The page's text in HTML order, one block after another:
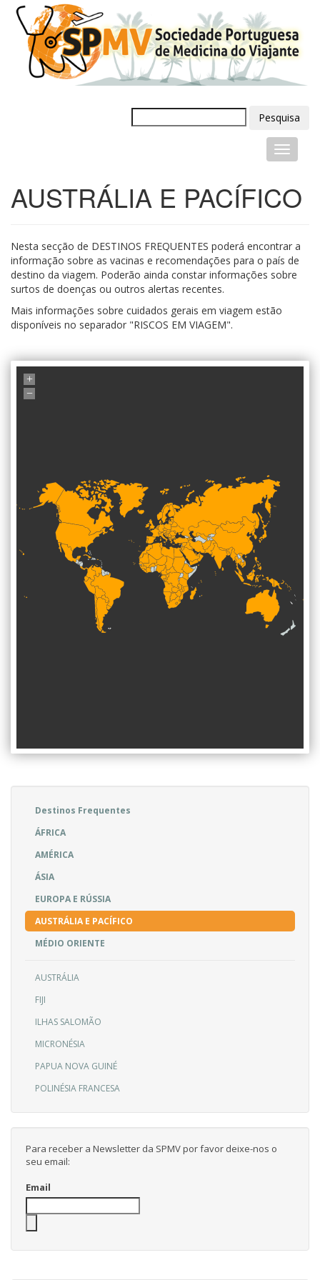
Pesquisa
AUSTRÁLIA E PACÍFICO
Nesta secção de DESTINOS FREQUENTES poderá encontrar a
informação sobre as vacinas e recomendações para o país de
destino da viagem. Poderão ainda constar informações sobre
surtos de doenças ou outros alertas recentes.
Mais informações sobre cuidados gerais em viagem estão
disponíveis no separador "RISCOS EM VIAGEM".
Destinos Frequentes
ÁFRICA
AMÉRICA
ÁSIA
EUROPA E RÚSSIA
AUSTRÁLIA E PACÍFICO
MÉDIO ORIENTE
AUSTRÁLIA
FIJI
ILHAS SALOMÃO
MICRONÉSIA
PAPUA NOVA GUINÉ
POLINÉSIA FRANCESA
Para receber a Newsletter da SPMV por favor deixe-nos o
seu email:
Email